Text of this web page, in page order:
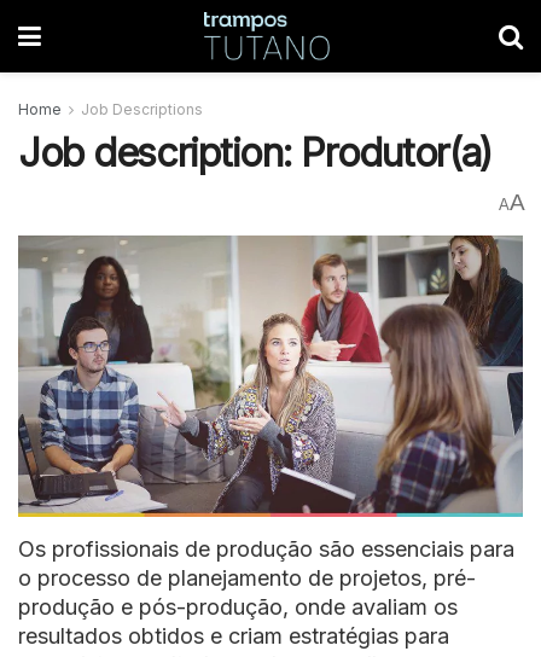
Home Job Descriptions
Job description: Produtor(a)
AA
Os profissionais de produção são essenciais para
o processo de planejamento de projetos, pré-
produção e pós-produção, onde avaliam os
resultados obtidos e criam estratégias para